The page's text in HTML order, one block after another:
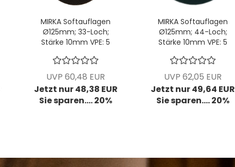
MIRKA Softauflagen
Ø125mm; 33-Loch;
Stärke 10mm VPE: 5
UVP 60,48 EUR
Jetzt nur 48,38 EUR
Sie sparen.... 20%
MIRKA Softauflagen
Ø125mm; 44-Loch;
Stärke 10mm VPE: 5
UVP 62,05 EUR
Jetzt nur 49,64 EUR
Sie sparen.... 20%